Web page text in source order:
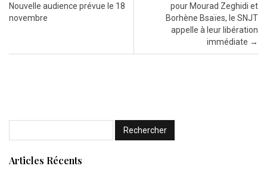
Nouvelle audience prévue le 18
novembre
pour Mourad Zeghidi et
Borhène Bsaïes, le SNJT
appelle à leur libération
immédiate →
Articles Récents